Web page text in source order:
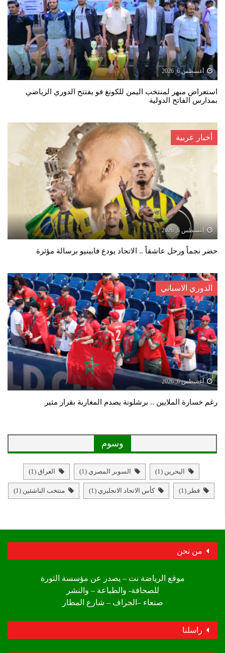
أغسطس 6, 2026
استعراض مبهر لمنتخب اليمن للكونغ فو يفتتح الدوري الرياضي
بمدارس الفاتح الدولية
أخبار عربية
أغسطس 6, 2026
حضر نجماً ورحل عاشقاً .. الاتحاد يودع فابينيو برسالة مؤثرة
الدوري الاسباني
أغسطس 6, 2026
رغم خسارة الملايين .. برشلونة يصدم المغاربة بقرار مثير
وسوم
البحرين (1) السوبر المصري (1) العراق (1)
قطر (1) كأس الاتحاد الانجليزي (1) منتخب الناشئين (1)
من نحن
موقع الرياضة نت – يصدر عن مؤسسة الثورة
للصحافة- والطباعة – والنشر
صنعاء –الجراف – شارع المطار
راسلنا